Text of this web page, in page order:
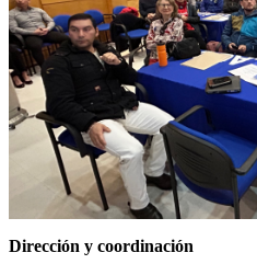
Dirección y coordinación